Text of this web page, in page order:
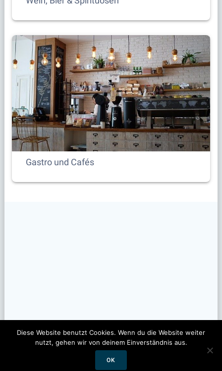
Gastro und Cafés
Diese Website benutzt Cookies. Wenn du die Website weiter
nutzt, gehen wir von deinem Einverständnis aus.
OK